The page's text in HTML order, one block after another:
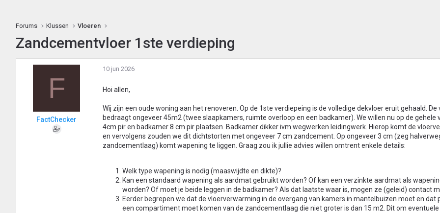
Forums Klussen Vloeren
Zandcementvloer 1ste verdieping
F
FactChecker
10 jun 2026
Hoi allen,
Wij zijn een oude woning aan het renoveren. Op de 1ste verdiepeing is de volledige dekvloer eruit gehaald. De
bedraagt ongeveer 45m2 (twee slaapkamers, ruimte overloop en een badkamer). We willen nu op de gehele
4cm pir en badkamer 8 cm pir plaatsen. Badkamer dikker ivm wegwerken leidingwerk. Hierop komt de
en vervolgens zouden we dit dichtstorten met ongeveer 7 cm zandcement. Op ongeveer 3 cm (zeg
zandcementlaag) komt wapening te liggen. Graag zou ik jullie advies willen omtrent enkele details:
Welk type wapening is nodig (maaswijdte en dikte)?
Kan een standaard wapening als aardmat gebruikt worden? Of kan een verzinkte aardmat als
worden? Of moet je beide leggen in de badkamer? Als dat laatste waar is, mogen ze (geleid) contact
Eerder begrepen we dat de vloerverwarming in de overgang van kamers in mantelbuizen moet en dat
een compartiment moet komen van de zandcementlaag die niet groter is dan 15 m2. Dit om eventuele